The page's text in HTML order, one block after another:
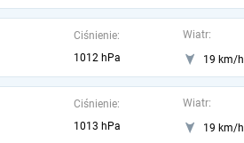
Ciśnienie:
1012 hPa
Wiatr:
19 km/h
Ciśnienie:
1013 hPa
Wiatr:
19 km/h